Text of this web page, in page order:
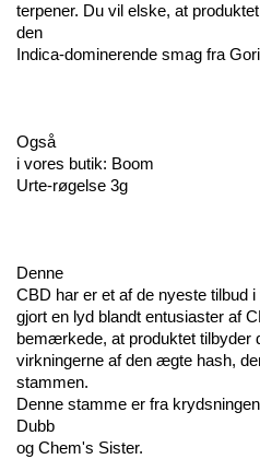
terpener. Du vil elske, at
den
Indica-dominerende smag fra
Også
i vores butik: Boom
Urte-røgelse 3g
Denne
CBD har er et af de nyeste tilbud
gjort en lyd blandt entusiaster af
bemærkede, at produktet tilbyder
virkningerne af den ægte hash,
stammen.
Denne stamme er fra
Dubb
og Chem's Sister.